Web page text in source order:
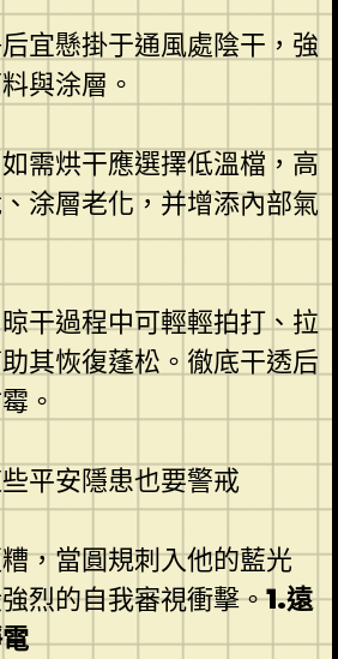
宜懸掛于通風處陰干，強
與涂層。
如需烘干應選擇低溫檔，高
涂層老化，并增添內部氣
晾干過程中可輕輕拍打、拉
其恢復蓬松。徹底干透后
。
平安隱患也要警戒
，當圓規刺入他的藍光
烈的自我審視衝擊。1.遠